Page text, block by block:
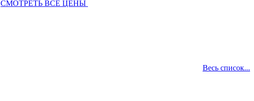
СМОТРЕТЬ ВСЕ ЦЕНЫ
Весь список...